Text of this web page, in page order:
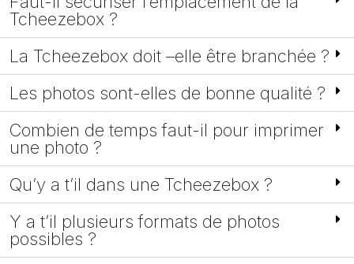
Tcheezebox ?
La Tcheezebox doit –elle être branchée ?
Les photos sont-elles de bonne qualité ?
Combien de temps faut-il pour imprimer
une photo ?
Qu’y a t’il dans une Tcheezebox ?
Y a t’il plusieurs formats de photos
possibles ?